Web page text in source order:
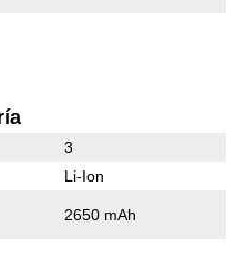
3
Li-Ion
2650 mAh